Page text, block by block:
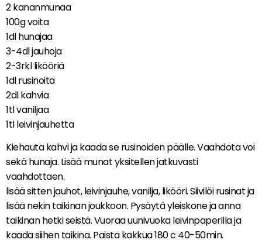
2 kananmunaa
100g voita
1dl hunajaa
3-4dl jauhoja
2-3rkl likööriä
1dl rusinoita
2dl kahvia
1tl vaniljaa
1tl leivinjauhetta
Kiehauta kahvi ja kaada se rusinoiden päälle. Vaahdota voi
sekä hunaja. Lisää munat yksitellen jatkuvasti
vaahdottaen.
lisää sitten jauhot, leivinjauhe, vanilja, likööri. Siivilöi rusinat ja
lisää nekin taikinan joukkoon. Pysäytä yleiskone ja anna
taikinan hetki seistä. Vuoraa uunivuoka leivinpaperilla ja
kaada siihen taikina. Paista kakkua 180 c 40-50min.